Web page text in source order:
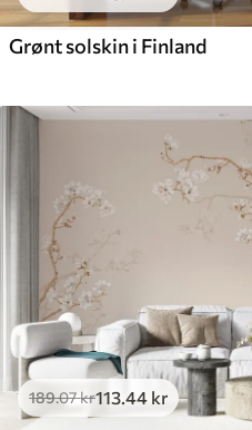
Grønt solskin i Finland
189.07kr113 .44 kr